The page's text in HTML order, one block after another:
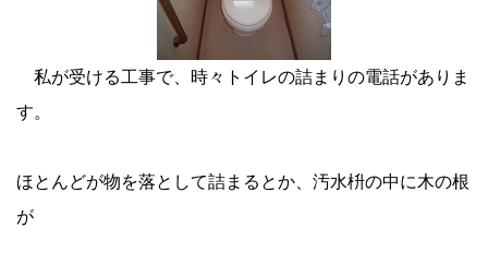
私が受ける工事で、時々トイレの詰まりの電話がありま
す。
ほとんどが物を落として詰まるとか、汚水枡の中に木の根
が